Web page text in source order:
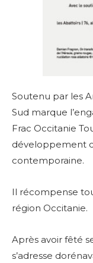
Soutenu par les
Sud marque
Frac Occitanie
développement
contemporaine.
Il récompense
région Occitanie.
Après avoir fêté
s’adresse